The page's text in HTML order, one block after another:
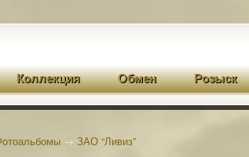
Коллекция Обмен Розыск
→ ЗАО “Ливиз”